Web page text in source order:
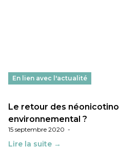
En lien avec l'actualité
Le retour des
environnemental ?
15 septembre 2020 -
Lire la suite →